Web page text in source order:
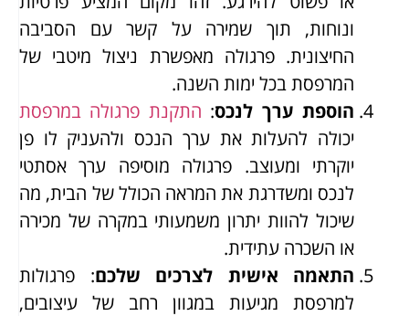
ונוחות, תוך שמירה על קשר עם הסביבה
החיצונית. פרגולה מאפשרת ניצול מיטבי של
המרפסת בכל ימות השנה.
הוספת ערך לנכס: התקנת פרגולה במרפסת
יכולה להעלות את ערך הנכס ולהעניק לו פן
יוקרתי ומעוצב. פרגולה מוסיפה ערך אסתטי
לנכס ומשדרגת את המראה הכולל של הבית, מה
שיכול להוות יתרון משמעותי במקרה של מכירה
או השכרה עתידית.
התאמה אישית לצרכים שלכם: פרגולות
למרפסת מגיעות במגוון רחב של עיצובים,